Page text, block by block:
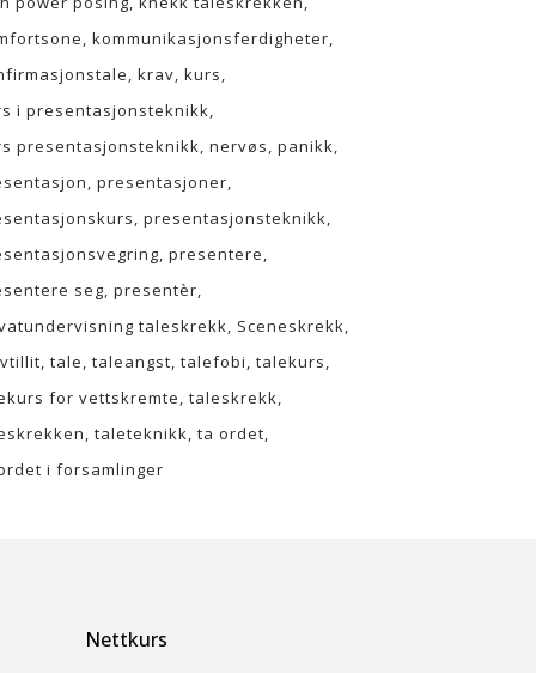
kommunikasjonsferdigheter
krav kurs
i presentasjonsteknikk
presentasjonsteknikk nervøs panikk
presentasjoner
presentasjonsteknikk
presentere
seg presentèr
taleskrekk Sceneskrekk
tale taleangst talefobi talekurs
for vettskremte taleskrekk
taleteknikk ta ordet
i forsamlinger
Nettkurs